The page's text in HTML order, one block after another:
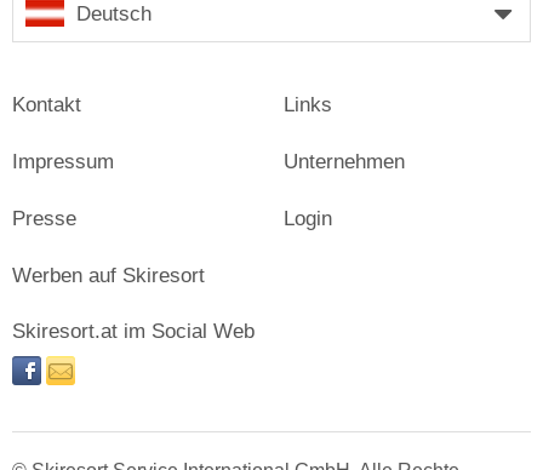
Deutsch
Kontakt
Impressum
Presse
Links
Unternehmen
Login
Werben auf Skiresort
Skiresort.at im Social Web
facebooknewsletter